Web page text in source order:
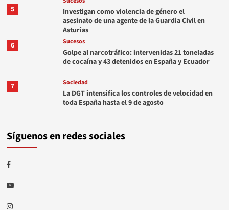
5
Investigan como violencia de género el
asesinato de una agente de la Guardia Civil en
Asturias
6
Sucesos
Golpe al narcotráfico: intervenidas 21 toneladas
de cocaína y 43 detenidos en España y Ecuador
7 Sociedad
La DGT intensifica los controles de velocidad en
toda España hasta el 9 de agosto
Síguenos en redes sociales
Facebook
Youtube
Instagram